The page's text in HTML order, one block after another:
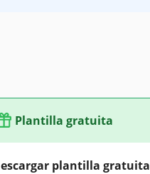
Plantilla gratuita
plantilla gratuita